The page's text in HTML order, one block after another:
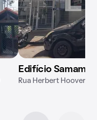
Edifício
Rua Herbert Hoover,